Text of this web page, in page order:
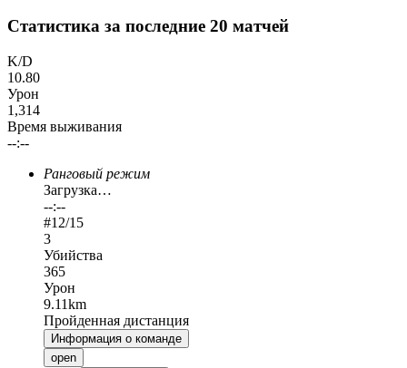
Статистика за последние 20 матчей
K/D
10.80
Урон
1,314
Время выживания
--:--
Ранговый режим
Загрузка…
--:--
#12/15
3
Убийства
365
Урон
9.11km
Пройденная дистанция
Информация о команде
open